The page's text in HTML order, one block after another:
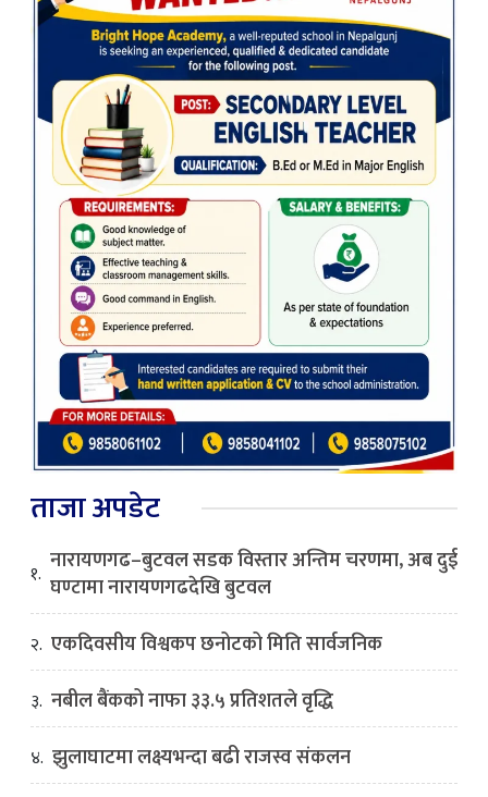
ताजा अपडेट
१. नारायणगढ–बुटवल सडक विस्तार अन्तिम चरणमा, अब दुई
घण्टामा नारायणगढदेखि बुटवल
२. एकदिवसीय विश्वकप छनोटको मिति सार्वजनिक
३. नबील बैंकको नाफा ३३.५ प्रतिशतले वृद्धि
४. झुलाघाटमा लक्ष्यभन्दा बढी राजस्व संकलन